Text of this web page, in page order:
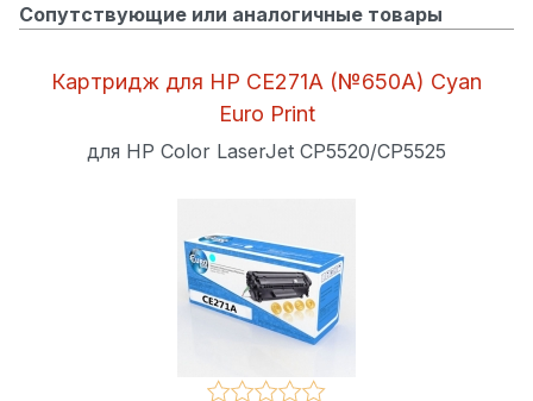
Сопутствующие или аналогичные товары
Картридж для HP CE271A (№650A) Cyan
Euro Print
для HP Color LaserJet CP5520/CP5525